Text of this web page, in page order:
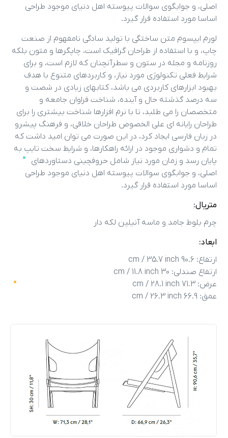
اصلی، و جوابگوی سوالات پیوسته اهل دنیای موجود طراحی
اساسا مورد استفاده قرار گیرد.
لورم ایپسوم متن ساختگی با تولید سادگی نامفهوم از صنعت
چاپ، و با استفاده از طراحان گرافیک است، چاپگرها و متون بلکه
روزنامه و مجله در ستون و سطرآنچنان که لازم است، و برای
شرایط فعلی تکنولوژی مورد نیاز، و کاربردهای متنوع با هدف
بهبود ابزارهای کاربردی می باشد، کتابهای زیادی در شصت و
سه درصد گذشته حال و آینده، شناخت فراوان جامعه و
متخصصان را می طلبد، تا با نرم افزارها شناخت بیشتری را برای
طراحان رایانه ای علی الخصوص طراحان خلاقی، و فرهنگ پیشرو
در زبان فارسی ایجاد کرد، در این صورت می توان امید داشت که
تمام و دشواری موجود در ارائه راهکارها، و شرایط سخت تایپ به
پایان رسد و زمان مورد نیاز شامل حروفچینی دستاوردهای
اصلی، و جوابگوی سوالات پیوسته اهل دنیای موجود طراحی
اساسا مورد استفاده قرار گیرد.
متریال:
چرم بلوط جامد و ماسه آنیلین لکه دار
ابعاد:
ارتفاع: 90.6 cm / 35.7 inch
ارتفاع صندلی: 30 cm / 11.8 inch
عرض: 71.3 cm / 28.1 inch
عمق: 66.9 cm / 26.3 inch